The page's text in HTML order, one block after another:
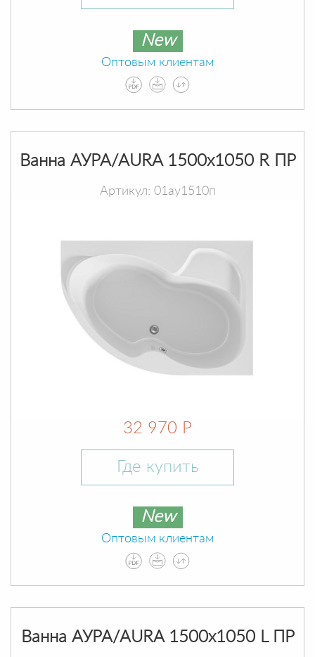
New
Оптовым клиентам
Ванна АУРА/AURA 1500х1050 R ПР
Артикул: 01ау1510п
32 970 Р
Где купить
New
Оптовым клиентам
Ванна АУРА/AURA 1500х1050 L ПР